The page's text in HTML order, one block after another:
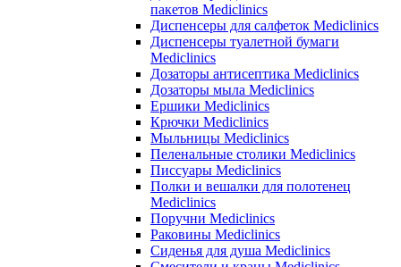
пакетов Mediclinics
Диспенсеры для салфеток Mediclinics
Диспенсеры туалетной бумаги
Mediclinics
Дозаторы антисептика Mediclinics
Дозаторы мыла Mediclinics
Ершики Mediclinics
Крючки Mediclinics
Мыльницы Mediclinics
Пеленальные столики Mediclinics
Писсуары Mediclinics
Полки и вешалки для полотенец
Mediclinics
Поручни Mediclinics
Раковины Mediclinics
Сиденья для душа Mediclinics